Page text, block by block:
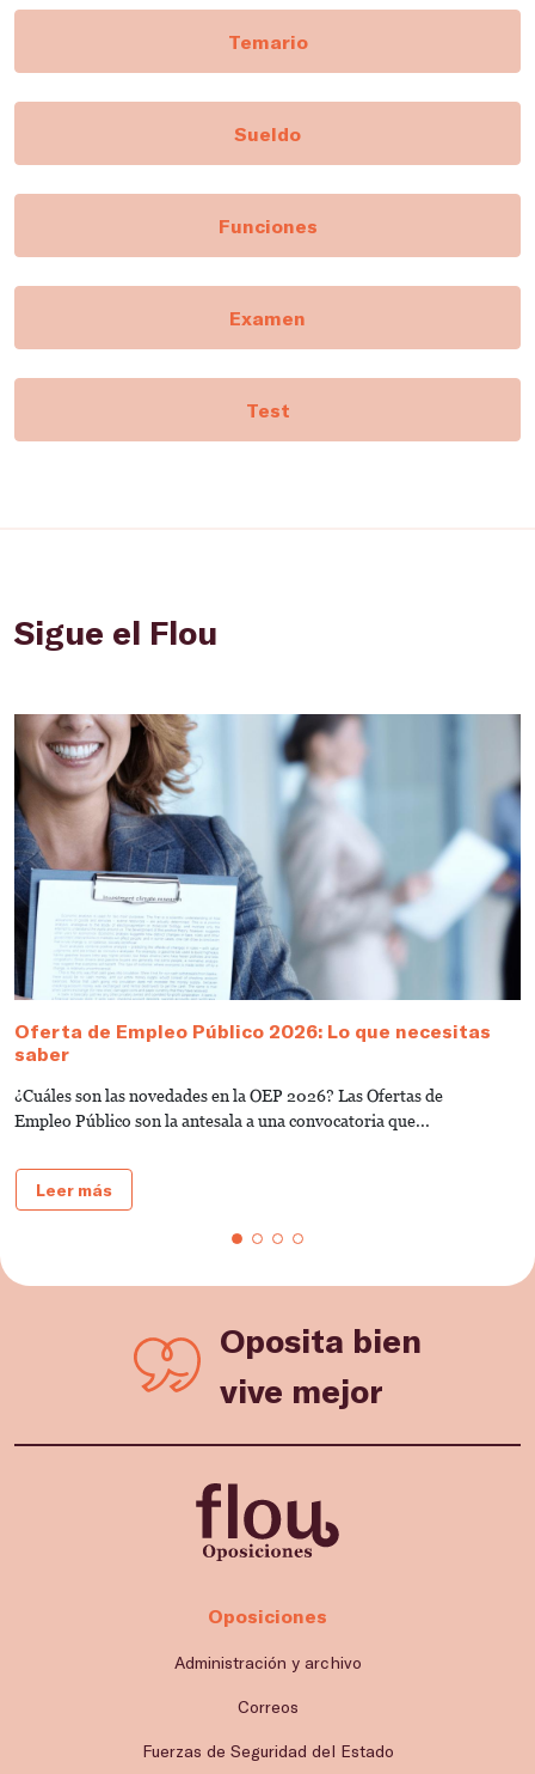
Temario
Sueldo
Funciones
Examen
Test
Sigue el Flou
Oferta de Empleo Público 2026: Lo que necesitas
saber
¿Cuáles son las novedades en la OEP 2026? Las Ofertas de
Empleo Público son la antesala a una convocatoria que...
Leer más
Oposita bien
vive mejor
Oposiciones
Administración y archivo
Correos
Fuerzas de Seguridad del Estado